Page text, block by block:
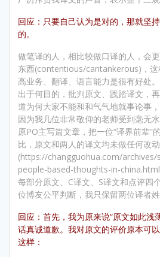
回应：只要自己认为是对的，那就坚
的。
做笔译的人，相比较做口译的人，会
东西(contentious/cantankerous)，这
高业务、翻译、语言能力是很有好处
出于何目的，批判原文、践踏译文，
道为何大家不能和和气气地就事论事
因为我几位非常敬仰的老师受到毫无
原PO主写篇文章，把一位“译界前辈”
比，原文和两人的译文均未做任何改动
(https://changguohua.com/
people-based-thoughts-in-
每部分原文、C译文、S译文和点评四
位博友公平判断，我只保留两位译者姓
回应：首先，我为原来说“原文如此浅
话真诚道歉。我对原文的评价原本可
这样：